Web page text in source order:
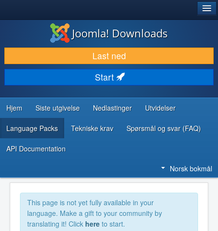
LAST NED & UTVID
OPPDAG & LÆR
SAMFUNN & BRUKERSTØTTE
UTVIKLINGSRESSURSER
Joomla! Downloads
Last ned
Start
Hjem Siste utgivelse Nedlastinger Utvidelser
Language Packs Tekniske krav Spørsmål og svar (FAQ)
API Documentation
Norsk bokmål
This page is not yet fully available in your
language. Make a gift to your community by
translating it! Click here to start.